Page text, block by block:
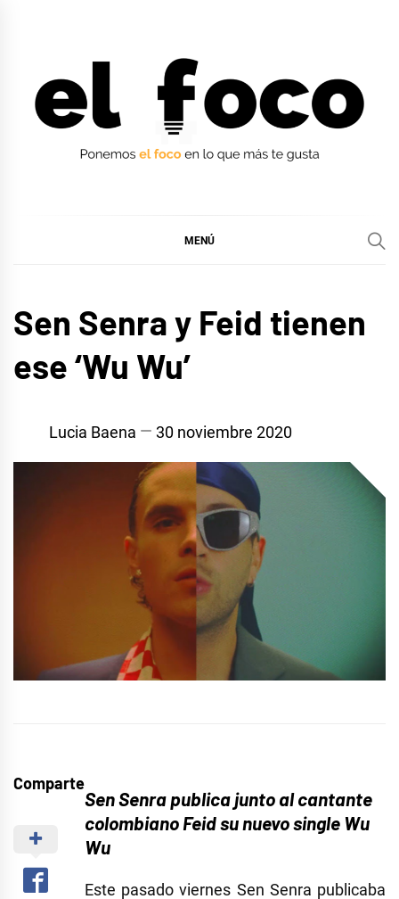
MENÚ
Sen Senra y Feid tienen
ese ‘Wu Wu’
Lucia Baena 30 noviembre 2020
Comparte
Sen Senra publica junto al cantante
colombiano Feidsu nuevo single Wu
Wu
Este pasado viernes Sen Senra publicaba